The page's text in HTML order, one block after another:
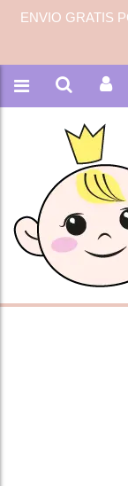
ENVIO GRATIS